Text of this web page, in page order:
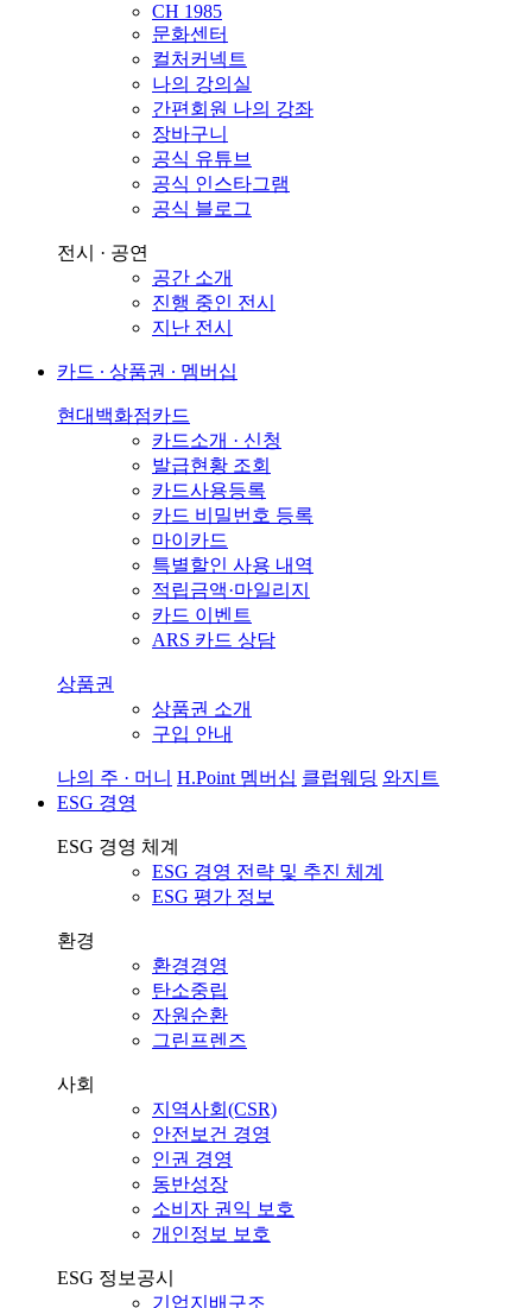
CH 1985
문화센터
컬처커넥트
나의 강의실
간편회원 나의 강좌
장바구니
공식 유튜브
공식 인스타그램
공식 블로그
전시 · 공연
공간 소개
진행 중인 전시
지난 전시
카드 ∙ 상품권 ∙ 멤버십
현대백화점카드
카드소개 · 신청
발급현황 조회
카드사용등록
카드 비밀번호 등록
마이카드
특별할인 사용 내역
적립금액·마일리지
카드 이벤트
ARS 카드 상담
상품권
상품권 소개
구입 안내
나의 주 · 머니 H.Point 멤버십 클럽웨딩 와지트
ESG 경영
ESG 경영 체계
ESG 경영 전략 및 추진 체계
ESG 평가 정보
환경
환경경영
탄소중립
자원순환
그린프렌즈
사회
지역사회(CSR)
안전보건 경영
인권 경영
동반성장
소비자 권익 보호
개인정보 보호
ESG 정보공시
기업지배구조